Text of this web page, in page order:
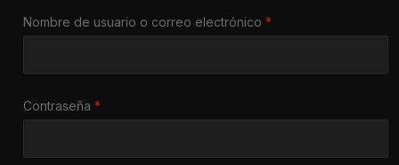
Nombre de usuario o correo electrónico *Requerido
Contraseña *Requerido